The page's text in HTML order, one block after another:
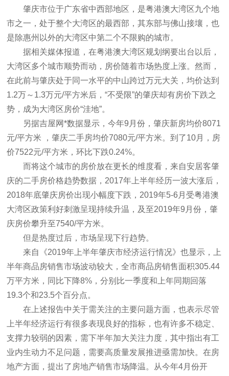
肇庆市位于广东省中西部地区，是粤港澳大湾区九个地
市之一，处于整个大湾区的最西部，其东部与佛山接壤，也
是除惠州以外的大湾区中第二个不限购的城市。
据相关媒体报道，在粤港澳大湾区规划纲要出台以后，
大湾区多个城市顺势而动，房价随着市场热度上涨。然而，
在此前与肇庆处于同一水平的中山跨过万元大关，均价达到
1.2万～1.3万元/平方米后，“不受限”的肇庆却有房价下跌之
势，成为大湾区房价“洼地”。
另据吉屋网*数据显示，今年9月份，肇庆新房均价8071
元/平方米 ，肇庆二手房均价7080元/平方米。到了10月，房
价7522元/平方米，环比下跌0.24%。
而将这个城市的房价放在更长的维度看，来自安居客肇
庆的二手房价格趋势数据，2017年上半年经历一波大涨后，
2018年底肇庆房价出现小幅度下跌，2019年5-6月受粤港澳
大湾区政策利好刺激呈现持续升温，及至2019年9月份，肇
庆房价攀升至7540/平方米。
但是热度过后，市场呈现下行趋势。
来自《2019年上半年肇庆市经济运行情况》也显示，上
半年商品房销售市场波动较大，全市商品房销售面积305.44
万平方米，同比下降8%，分别比一季度和上年同期回落
19.3个和23.5个百分点。
在上述报告中关于需关注的主要问题方面，也表示尽管
上半年经济运行有很多表现良好的指标，也有许多不稳定、
支撑力较弱的因素，需下半年加大关注力度，其中指出有工
业内生动力不足问题，需要高质量发展推进亟需加快。在房
地产方面，提出了房地产销售市场降温。从今年4月份开